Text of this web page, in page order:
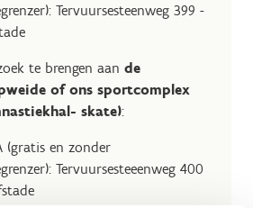
Tervuursesteenweg 399 -
te brengen aan de
of ons sportcomplex
skate):
(gratis en zonder
Tervuursesteeenweg 400